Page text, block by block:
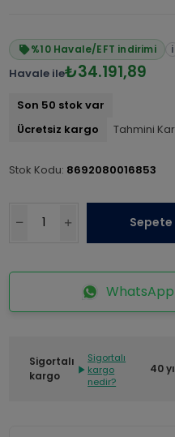
%10 Havale/EFT indirimi i
Havale ile₺34.191,89
Son 50 stok var
Ücretsiz kargo
Tahmini
Stok Kodu: 8692080016853
Sepete
Sigortalı
kargo
Sigortalı
kargo
nedir?
40